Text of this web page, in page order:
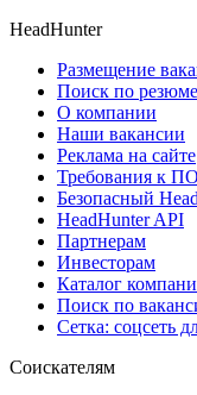
HeadHunter
Размещение
Поиск по резюме
О компании
Наши вакансии
Реклама на сайте
Требования к ПО
Безопасный
HeadHunter API
Партнерам
Инвесторам
Каталог
Поиск по
Сетка: соцсеть
Соискателям